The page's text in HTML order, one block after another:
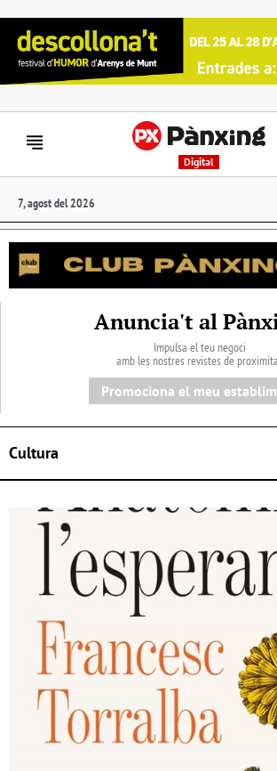
Digital
7, agost del 2026
Anuncia't al
Impulsa el teu negoci
amb les nostres revistes de
Promociona el meu
Cultura